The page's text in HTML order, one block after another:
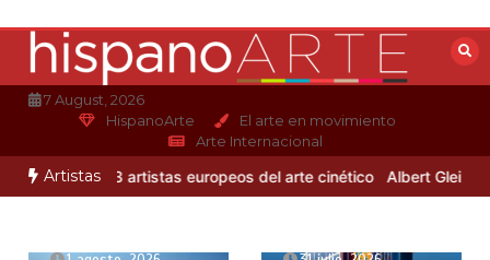
contenido
7 August, 2026
HispanoArte
El arte en movimiento
Arte Internacional
Artistas
Otero 3 artistas europeos del arte cinético Albert Gleizes: